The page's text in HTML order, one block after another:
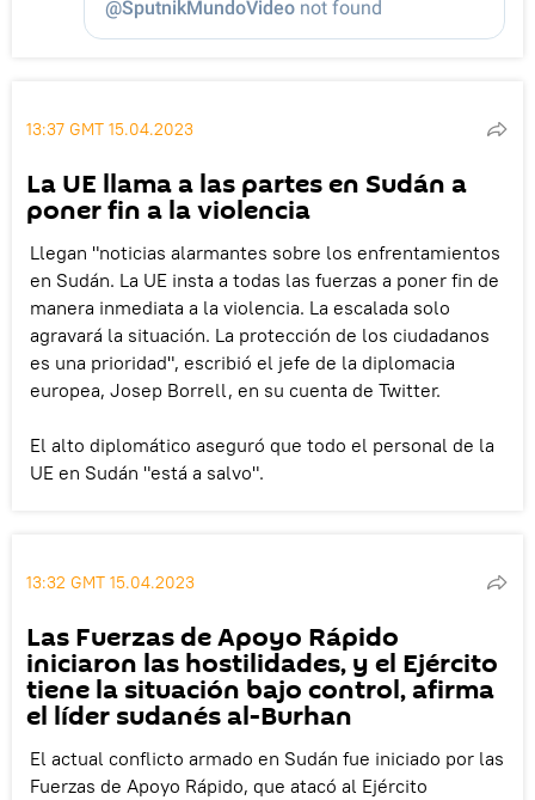
13:37 GMT 15.04.2023
La UE llama a las partes en Sudán a
poner fin a la violencia
Llegan "noticias alarmantes sobre los enfrentamientos
en Sudán. La UE insta a todas las fuerzas a poner fin de
manera inmediata a la violencia. La escalada solo
agravará la situación. La protección de los ciudadanos
es una prioridad", escribió el jefe de la diplomacia
europea, Josep Borrell, en su cuenta de Twitter.
El alto diplomático aseguró que todo el personal de la
UE en Sudán "está a salvo".
13:32 GMT 15.04.2023
Las Fuerzas de Apoyo Rápido
iniciaron las hostilidades, y el Ejército
tiene la situación bajo control, afirma
el líder sudanés al-Burhan
El actual conflicto armado en Sudán fue iniciado por las
Fuerzas de Apoyo Rápido, que atacó al Ejército